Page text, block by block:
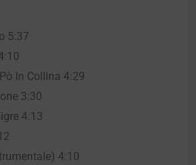
5:37
In Collina 4:29
3:30
4:13
4:10